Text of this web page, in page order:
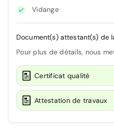
Vidange
Document(s) attestant(s) de
Pour plus de détails, nous
Certificat qualité
Attestation de travaux